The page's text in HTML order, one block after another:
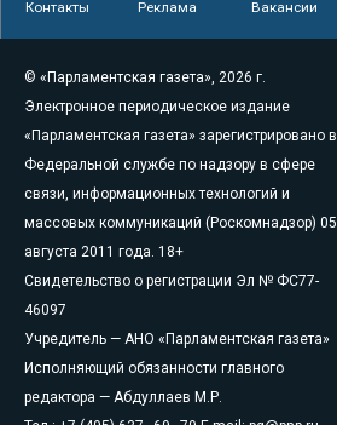
Контакты Реклама Вакансии
© «Парламентская газета», 2026 г.
Электронное периодическое издание
«Парламентская газета» зарегистрировано в
Федеральной службе по надзору в сфере
связи, информационных технологий и
массовых коммуникаций (Роскомнадзор) 05
августа 2011 года. 18+
Свидетельство о регистрации Эл № ФС77-
46097
Учредитель — АНО «Парламентская газета»
Исполняющий обязанности главного
редактора — Абдуллаев М.Р.